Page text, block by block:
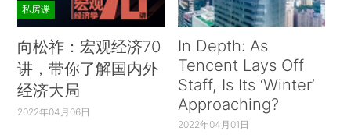
私房课
向松祚：宏观经济70
讲，带你了解国内外
经济大局
2022年04月06日
In Depth: As
Tencent Lays Off
Staff, Is Its ‘Winter’
Approaching?
2022年04月01日